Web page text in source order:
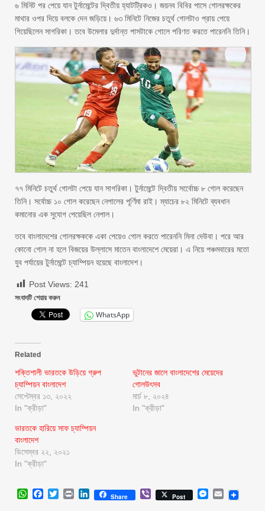
৬ মিনিট পর পেয়ে যান টুর্নামেন্টের দ্বিতীয় হ্যাটট্রিকও। জয়নব বিবির পাসে গোলরক্ষকের
মাথার ওপর দিয়ে বলকে দেন জড়িয়ে। ৬৩ মিনিটে নিজের চতুর্থ গোলটাও প্রায় পেয়ে
গিয়েছিলেন সাগরিকা। তবে উমেলার দুর্দান্ত পাসটাকে গোলে পরিণত করতে পারেননি তিনি।
৭৭ মিনিটে চতুর্থ গোলটা পেয়ে যান সাগরিকা। টুর্নামেন্টে দ্বিতীয় সর্বেোচ্চ ৮ গোল করেছেন
তিনি। সর্বোচ্চ ১০ গোল করেছেন নেপালের পূর্ণিমা রাই। ম্যাচের ৮২ মিনিটে ব্যবধান
কমানোর এক সুযোগ পেয়েছিল নেপাল।
তবে বাংলাদেশের গোলরক্ষককে একা পেয়েও গোল করতে পারেননি মিনা দেউবা। পরে আর
কোনো গোল না হলে বিজয়ের উল্লাসে মাতেন বাংলাদেশে মেয়েরা। এ নিয়ে পঞ্চমবারের মতো
যুব পর্যায়ের টুর্নামেন্টে চ্যাম্পিয়ন হয়েছে বাংলাদেশ।
Post Views: 241
সংবাদটি শেয়ার করুন
WhatsApp
Related
শক্তিশালী ভারতকে উড়িয়ে গ্রুপ
চ্যাম্পিয়ন বাংলাদেশ
সেপ্টেম্বর ১৩, ২০২২
In "ক্রীড়া"
ভুটানের জালে বাংলাদেশের মেয়েদের
গোলউৎসব
মার্চ ৮, ২০২৪
In "ক্রীড়া"
ভারতকে হারিয়ে সাফ চ্যাম্পিয়ন
বাংলাদেশ
ডিসেম্বর ২২, ২০২১
In "ক্রীড়া"
WhatsApp
Facebook
Twitter
Print LinkedIn
Share ViberPost Messenger
Email